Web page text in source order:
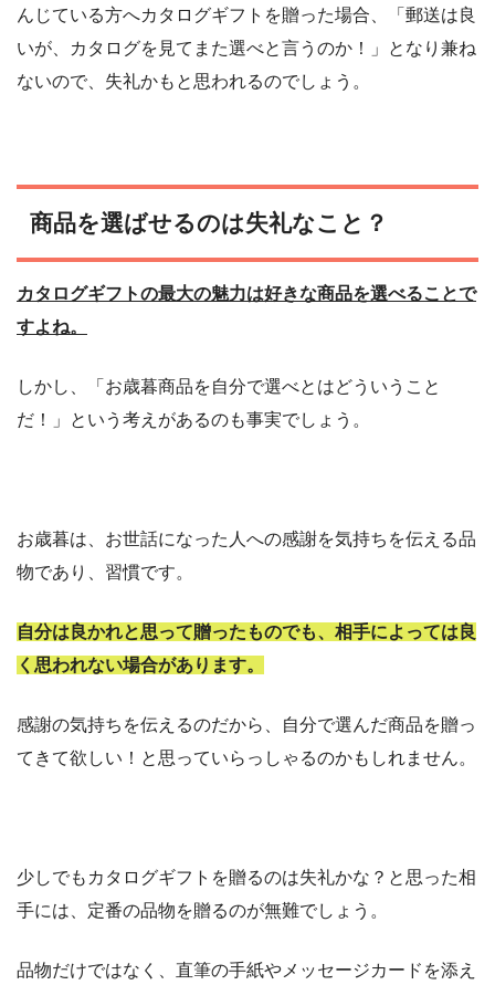
んじている方へカタログギフトを贈った場合、「郵送は良
いが、カタログを見てまた選べと言うのか！」となり兼ね
ないので、失礼かもと思われるのでしょう。
商品を選ばせるのは失礼なこと？
カタログギフトの最大の魅力は好きな商品を選べることで
すよね。
しかし、「お歳暮商品を自分で選べとはどういうこと
だ！」という考えがあるのも事実でしょう。
お歳暮は、お世話になった人への感謝を気持ちを伝える品
物であり、習慣です。
自分は良かれと思って贈ったものでも、相手によっては良
く思われない場合があります。
感謝の気持ちを伝えるのだから、自分で選んだ商品を贈っ
てきて欲しい！と思っていらっしゃるのかもしれません。
少しでもカタログギフトを贈るのは失礼かな？と思った相
手には、定番の品物を贈るのが無難でしょう。
品物だけではなく、直筆の手紙やメッセージカードを添え